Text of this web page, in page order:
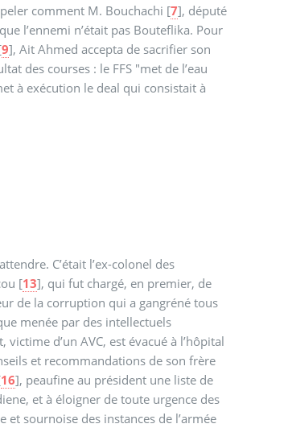
comment M. Bouchachi [7], député
l’ennemi n’était pas Bouteflika. Pour
9], Ait Ahmed accepta de sacrifier son
des courses : le FFS "met de l’eau
à exécution le deal qui consistait à
C’était l’ex-colonel des
[13], qui fut chargé, en premier, de
de la corruption qui a gangréné tous
menée par des intellectuels
d’un AVC, est évacué à l’hôpital
et recommandations de son frère
16], peaufine au président une liste de
et à éloigner de toute urgence des
sournoise des instances de l’armée